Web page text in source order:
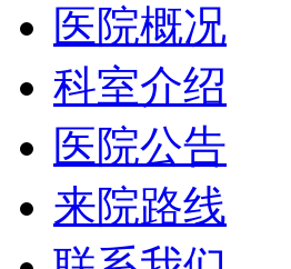
医院概况
科室介绍
医院公告
来院路线